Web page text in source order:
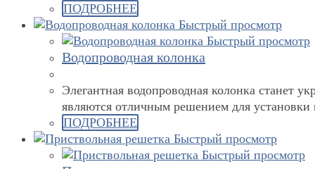
ПОДРОБНЕЕ
Быстрый просмотр
Быстрый просмотр
Водопроводная колонка
Элегантная водопроводная колонка станет
являются отличным решением для
ПОДРОБНЕЕ
Быстрый просмотр
Быстрый просмотр